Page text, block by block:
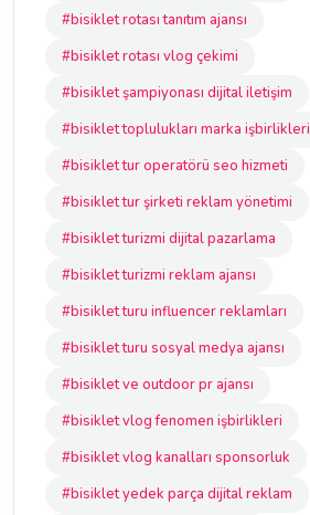
#bisiklet rotası tanıtım ajansı
#bisiklet rotası vlog çekimi
#bisiklet şampiyonası dijital iletişim
#bisiklet toplulukları marka işbirlikleri
#bisiklet tur operatörü seo hizmeti
#bisiklet tur şirketi reklam yönetimi
#bisiklet turizmi dijital pazarlama
#bisiklet turizmi reklam ajansı
#bisiklet turu influencer reklamları
#bisiklet turu sosyal medya ajansı
#bisiklet ve outdoor pr ajansı
#bisiklet vlog fenomen işbirlikleri
#bisiklet vlog kanalları sponsorluk
#bisiklet yedek parça dijital reklam